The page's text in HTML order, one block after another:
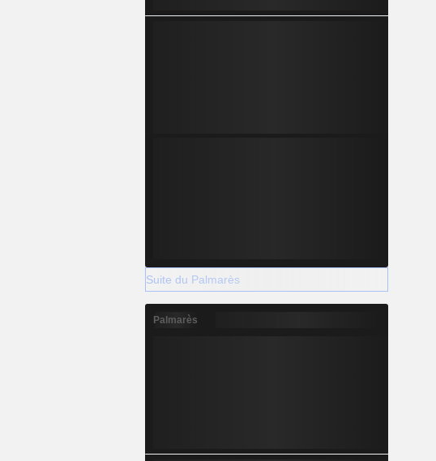
Suite du Palmarès
Palmarès